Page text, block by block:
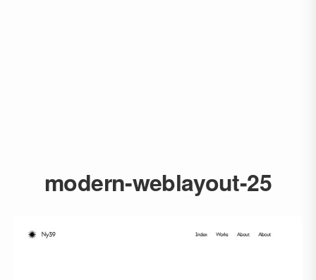
modern-weblayout-25